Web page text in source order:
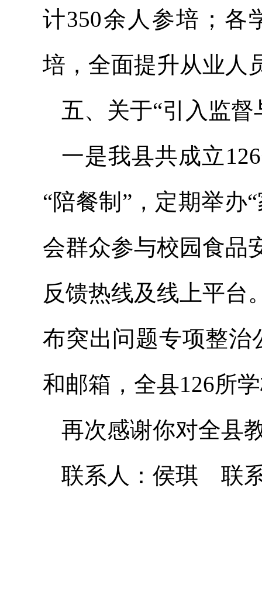
计350余人参培；各
培，全面提升从业人
五、关于“引入监
一是我县共成立
“陪餐制”，定期举办
会群众参与校园食品
反馈热线及线上平台
布突出问题专项整治
和邮箱，全县126所
再次感谢你对全县
联系人：侯琪 联系